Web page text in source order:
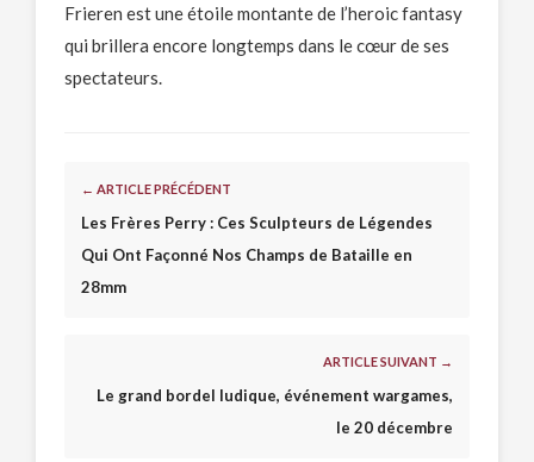
Frieren est une étoile montante de l’heroic fantasy
qui brillera encore longtemps dans le cœur de ses
spectateurs.
← ARTICLE PRÉCÉDENT
Les Frères Perry : Ces Sculpteurs de Légendes
Qui Ont Façonné Nos Champs de Bataille en
28mm
ARTICLE SUIVANT →
Le grand bordel ludique, événement wargames,
le 20 décembre